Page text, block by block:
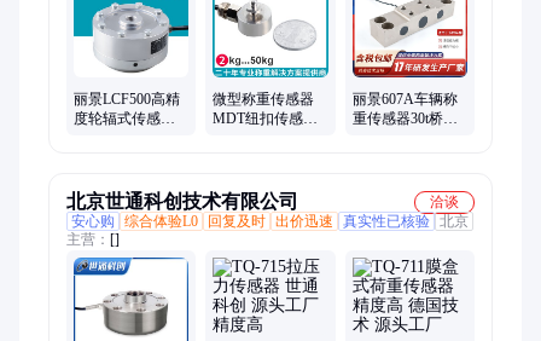
丽景LCF500高精
度轮辐式传感器
微型称重传感器
MDT纽扣传感器
丽景607A车辆称
重传感器30t桥式
北京世通科创技术有限公司
洽谈
安心购
综合体验L0 回复及时 出价迅速 真实性已核验 北京
主营： []